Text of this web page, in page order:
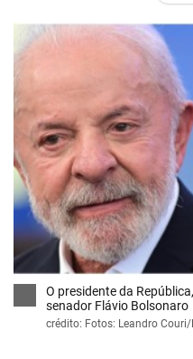
O presidente da
senador Flávio Bolsonaro
crédito: Fotos: Leandro